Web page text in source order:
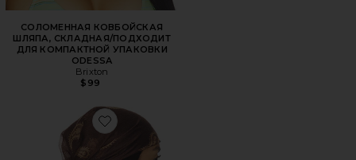
СОЛОМЕННАЯ КОВБОЙСКАЯ
ШЛЯПА, СКЛАДНАЯ/ПОДХОДИТ
ДЛЯ КОМПАКТНОЙ УПАКОВКИ
ODESSA
Brixton
$99
Favorite ШАРФ EVERLY